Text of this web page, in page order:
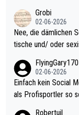
ohl wenig WDF
es Jahr der Fall. Er
den Qualifier und ich
el hat.
Grobi
02-06-2026
Nee, die dämlichen
tische und/ oder
s Leben in den Griff
r war doch neulich
rovoziert hat. Und
FlyingGary170
02-06-2026
Einfach kein Social
als Profisportler so
Robertuil